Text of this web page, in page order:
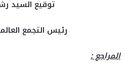
توقيع السيد
رئيس التجمع
المراجع :